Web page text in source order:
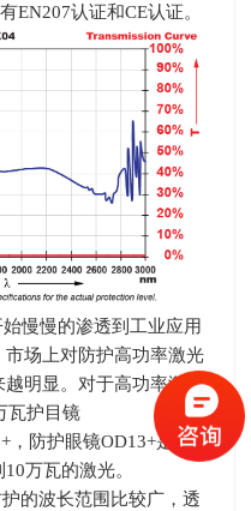
EN207认证和CE认证。
慢慢的渗透到工业应用
场上对防护高功率激光
明显。对于高功率激
瓦护目镜
，防护眼镜OD13+是目
10万瓦的激光。
的波长范围比较广，透